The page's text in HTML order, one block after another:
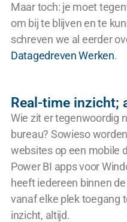
Maar toch: je moet
om bij te blijven en te
schreven we al eerder
Datagedreven Werken.
Real-time inzicht;
Wie zit er tegenwoordig
bureau? Sowieso
websites op een mobile
Power BI apps voor
heeft iedereen binnen
vanaf elke plek toegang
inzicht, altijd.